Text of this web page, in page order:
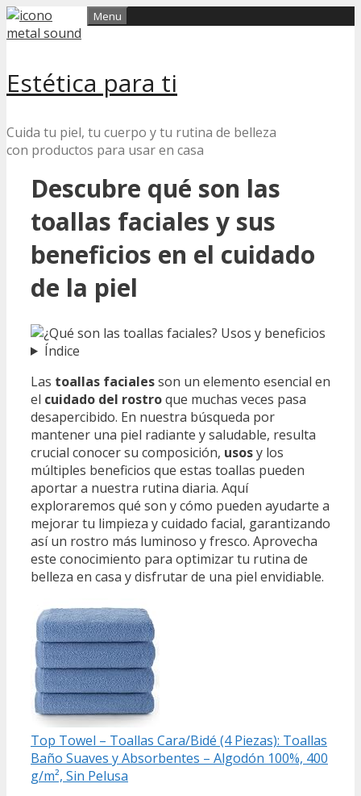
Skip
to
Estética para ti
Cuida tu piel, tu cuerpo y tu rutina de belleza
con productos para usar en casa
Menu
Descubre qué son las
toallas faciales y sus
beneficios en el cuidado
de la piel
Índice
Las toallas facialesson un elemento esencial en
el cuidado del rostroque muchas veces pasa
desapercibido. En nuestra búsqueda por
mantener una piel radiante y saludable, resulta
crucial conocer su composición, usosy los
múltiples beneficios que estas toallas pueden
aportar a nuestra rutina diaria. Aquí
exploraremos qué son y cómo pueden ayudarte a
mejorar tu limpieza y cuidado facial, garantizando
así un rostro más luminoso y fresco. Aprovecha
este conocimiento para optimizar tu rutina de
belleza en casa y disfrutar de una piel envidiable.
Top Towel – Toallas Cara/Bidé (4 Piezas): Toallas
Baño Suaves y Absorbentes – Algodón 100%, 400
g/m², Sin Pelusa